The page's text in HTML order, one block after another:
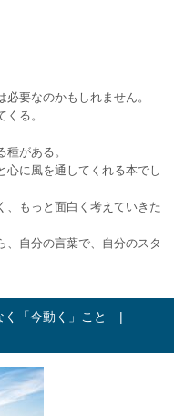
要なのかもしれません。
る。
がある。
心に風を通してくれる本でし
、もっと面白く考えていきた
、自分の言葉で、自分のスタ
く「今動く」こと |